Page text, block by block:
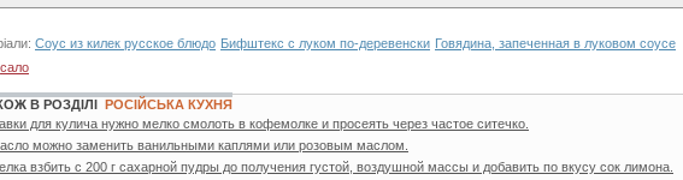
Соус из килек русское блюдо Бифштекс с луком по-деревенски Говядина, запеченная в луковом соусе
сало
В РОЗДІЛІ РОСІЙСЬКА КУХНЯ
для кулича нужно мелко смолоть в кофемолке и просеять через частое ситечко.
можно заменить ванильными каплями или розовым маслом.
взбить с 200 г сахарной пудры до получения густой, воздушной массы и добавить по вкусу сок лимона.